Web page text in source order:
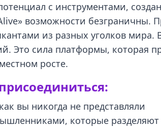
с инструментами,
возможности безграничны.
из разных уголков мира.
Это сила платформы, которая
росте.
вы никогда не представляли
которые разделяют